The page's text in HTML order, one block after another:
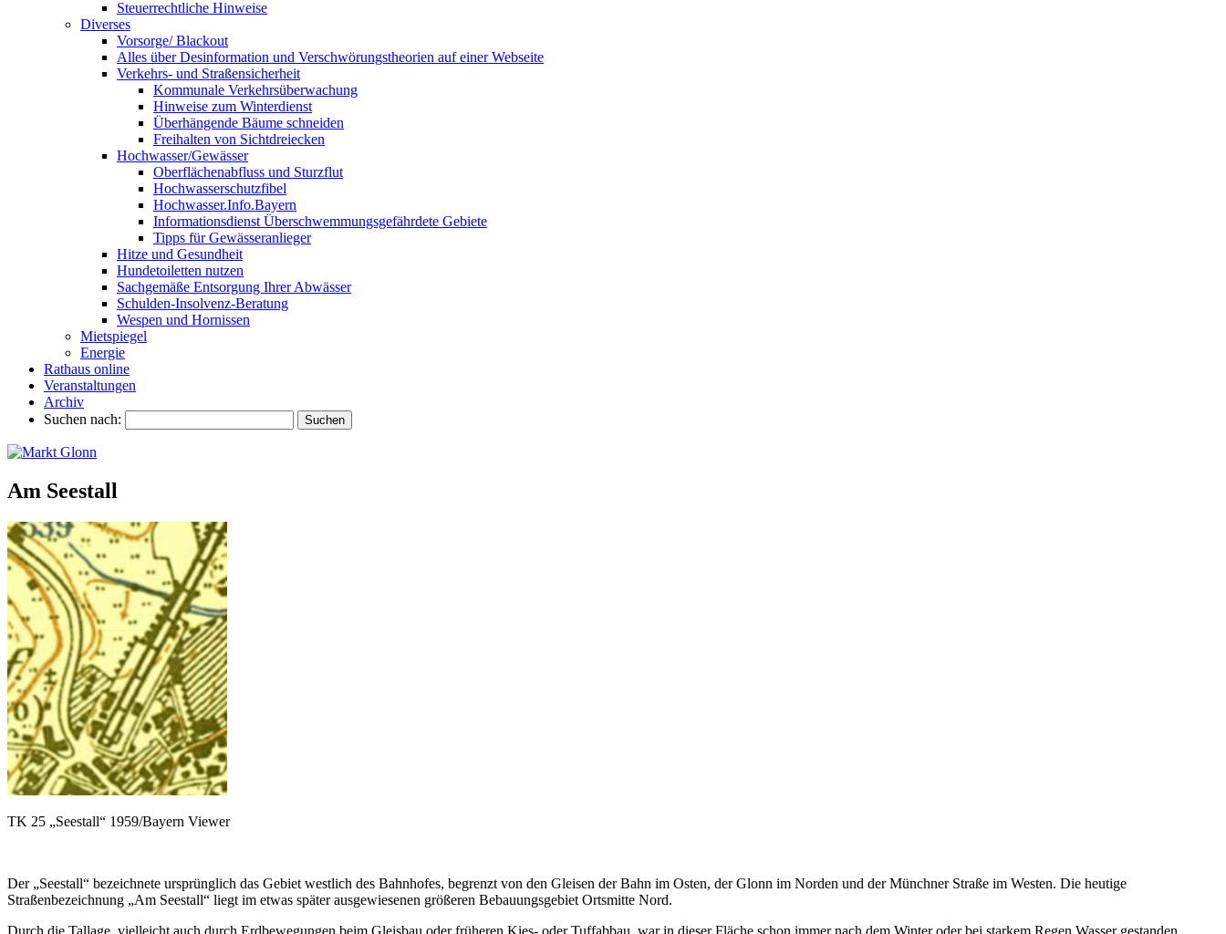
Steuerrechtliche Hinweise
Diverses
Vorsorge/ Blackout
Alles über Desinformation und Verschwörungstheorien auf einer Webseite
Verkehrs- und Straßensicherheit
Kommunale Verkehrsüberwachung
Hinweise zum Winterdienst
Überhängende Bäume schneiden
Freihalten von Sichtdreiecken
Hochwasser/Gewässer
Oberflächenabfluss und Sturzflut
Hochwasserschutzfibel
Hochwasser.Info.Bayern
Informationsdienst Überschwemmungsgefährdete Gebiete
Tipps für Gewässeranlieger
Hitze und Gesundheit
Hundetoiletten nutzen
Sachgemäße Entsorgung Ihrer Abwässer
Schulden-Insolvenz-Beratung
Wespen und Hornissen
Mietspiegel
Energie
Rathaus online
Veranstaltungen
Archiv
Suchen nach:
Am Seestall
TK 25 „Seestall“ 1959/Bayern Viewer
Der „Seestall“ bezeichnete ursprünglich das Gebiet westlich des Bahnhofes, begrenzt von den Gleisen der Bahn im Osten, der Glonn im Norden und der Münchner Straße im Westen. Die heutige
Straßenbezeichnung „Am Seestall“ liegt im etwas später ausgewiesenen größeren Bebauungsgebiet Ortsmitte Nord.
Durch die Tallage, vielleicht auch durch Erdbewegungen beim Gleisbau oder früheren Kies- oder Tuffabbau, war in dieser Fläche schon immer nach dem Winter oder bei starkem Regen Wasser gestanden,